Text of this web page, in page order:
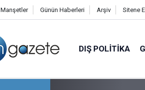
Manşetler Günün Haberleri Arşiv Sitene
DIŞ POLITIKA